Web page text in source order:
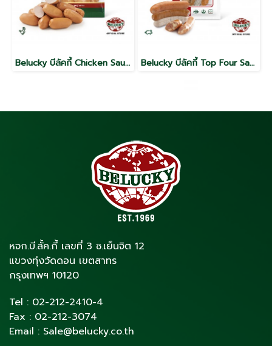
Belucky บีลัคกี้ Chicken Sausage Collagen ไส้กรอกไก่ คอลลาเจน (1,000g) Belucky บีลัคกี้ Top Four Sausage ท็อป โฟร์ ซอสเซจ (140g)
หจก.บี.ลั้ค.กี้ เลขที่ 3 ซ.เย็นจิต 12
แขวงทุ่งวัดดอน เขตสาทร
กรุงเทพฯ 10120
Tel : 02-212-2410-4
Fax : 02-212-3074
Email : Sale@belucky.co.th